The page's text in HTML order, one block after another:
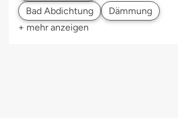
+ mehr anzeigen